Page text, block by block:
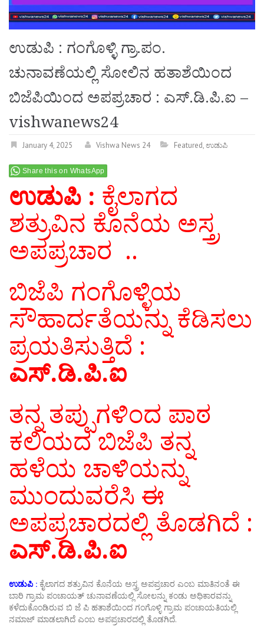
ಉಡುಪಿ : ಗಂಗೊಳ್ಳಿ ಗ್ರಾ.ಪಂ.
ಚುನಾವಣೆಯಲ್ಲಿ ಸೋಲಿನ ಹತಾಶೆಯಿಂದ
ಬಿಜೆಪಿಯಿಂದ ಅಪಪ್ರಚಾರ : ಎಸ್.ಡಿ.ಪಿ.ಐ –
vishwanews24
January 4, 2025 Vishwa News 24 Featured,ಉಡುಪಿ
Share this on WhatsApp
ಉಡುಪಿ : ಕೈಲಾಗದ
ಶತ್ರುವಿನ ಕೊನೆಯ ಅಸ್ತ್ರ
ಅಪಪ್ರಚಾರ ..
ಬಿಜೆಪಿ ಗಂಗೊಳ್ಳಿಯ
ಸೌಹಾರ್ದತೆಯನ್ನು ಕೆಡಿಸಲು
ಪ್ರಯತಿಸುತ್ತಿದೆ :
ಎಸ್.ಡಿ.ಪಿ.ಐ
ತನ್ನ ತಪ್ಪುಗಳಿಂದ ಪಾಠ
ಕಲಿಯದ ಬಿಜೆಪಿ ತನ್ನ
ಹಳೆಯ ಚಾಳಿಯನ್ನು
ಮುಂದುವರೆಸಿ ಈ
ಅಪಪ್ರಚಾರದಲ್ಲಿ ತೊಡಗಿದೆ :
ಎಸ್.ಡಿ.ಪಿ.ಐ
ಉಡುಪಿ : ಕೈಲಾಗದ ಶತ್ರುವಿನ ಕೊನೆಯ ಅಸ್ತ್ರ ಅಪಪ್ರಚಾರ ಎಂಬ ಮಾತಿನಂತೆ ಈ
ಬಾರಿ ಗ್ರಾಮ ಪಂಚಾಯತ್ ಚುನಾವಣೆಯಲ್ಲಿ ಸೋಲನ್ನು ಕಂಡು ಅಧಿಕಾರವನ್ನು
ಕಳೆದುಕೊಂಡಿರುವ ಬಿ ಜೆ ಪಿ ಹತಾಶೆಯಿಂದ ಗಂಗೊಳ್ಳಿ ಗ್ರಾಮ ಪಂಚಾಯತಿಯಲ್ಲಿ
ನಮಾಜ್ ಮಾಡಲಾಗಿದೆ ಎಂಬ ಅಪಪ್ರಚಾರದಲ್ಲಿ ತೊಡಗಿದೆ.